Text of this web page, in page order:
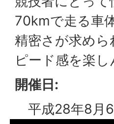
70kmで走る車
精密さが求め
ピード感を楽
開催日:
平成28年8月6